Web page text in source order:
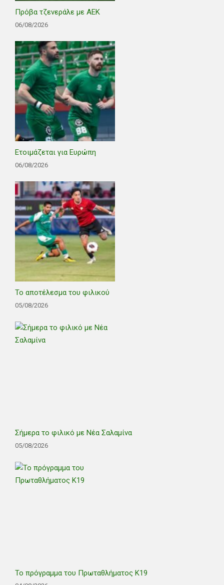
Πρόβα τζενεράλε με ΑΕΚ
06/08/2026
Ετοιμάζεται για Ευρώπη
06/08/2026
Το αποτέλεσμα του φιλικού
05/08/2026
Σήμερα το φιλικό με Νέα Σαλαμίνα
05/08/2026
Το πρόγραμμα του Πρωταθλήματος Κ19